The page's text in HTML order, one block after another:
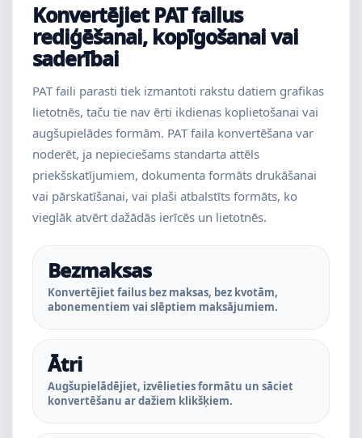
Konvertējiet PAT failus
rediģēšanai, kopīgošanai vai
saderībai
PAT faili parasti tiek izmantoti rakstu datiem grafikas
lietotnēs, taču tie nav ērti ikdienas koplietošanai vai
augšupielādes formām. PAT faila konvertēšana var
noderēt, ja nepieciešams standarta attēls
priekšskatījumiem, dokumenta formāts drukāšanai
vai pārskatīšanai, vai plaši atbalstīts formāts, ko
vieglāk atvērt dažādās ierīcēs un lietotnēs.
Bezmaksas
Konvertējiet failus bez maksas, bez kvotām,
abonementiem vai slēptiem maksājumiem.
Ātri
Augšupielādējiet, izvēlieties formātu un sāciet
konvertēšanu ar dažiem klikšķiem.